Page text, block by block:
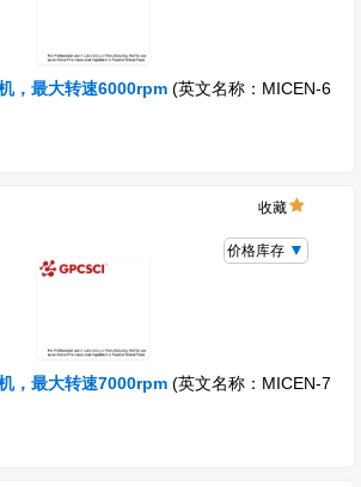
，最大转速6000rpm (英文名称：MICEN-6
，最大转速7000rpm (英文名称：MICEN-7
收藏
价格库存